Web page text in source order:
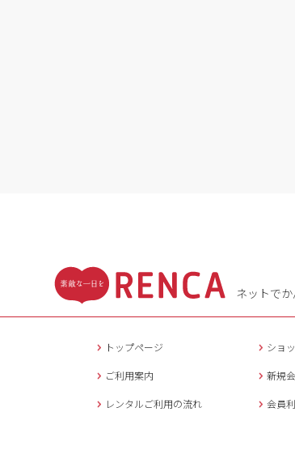
ネットで
トップページ ショ
ご利用案内 新規
レンタルご利用の流れ 会員